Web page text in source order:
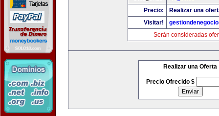
Precio:
Realizar una
Visitar!
Serán consideradas
Realizar una Oferta
Precio Ofrecido $